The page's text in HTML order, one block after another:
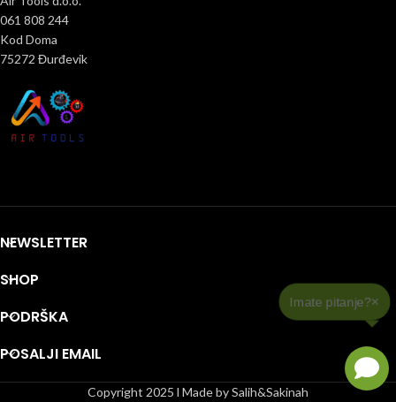
061 808 244
Kod Doma
75272 Đurđevik
NEWSLETTER
SHOP
PODRŠKA
POSALJI EMAIL
Copyright 2025 l Made by Salih&Sakinah